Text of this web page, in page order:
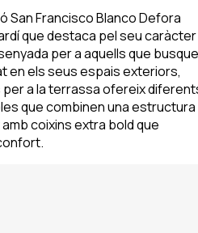
San Francisco Blanco Defora
que destaca pel seu caràcter
per a aquells que
en els seus espais exteriors,
a la terrassa ofereix
que combinen una estructura
coixins extra bold que